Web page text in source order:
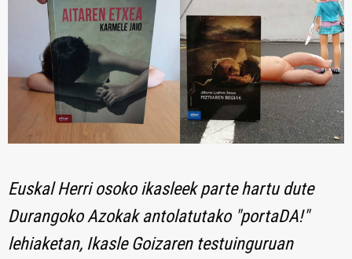
Euskal Herri osoko ikasleek parte hartu dute
Durangoko Azokak antolatutako "portaDA!"
lehiaketan, Ikasle Goizaren testuinguruan